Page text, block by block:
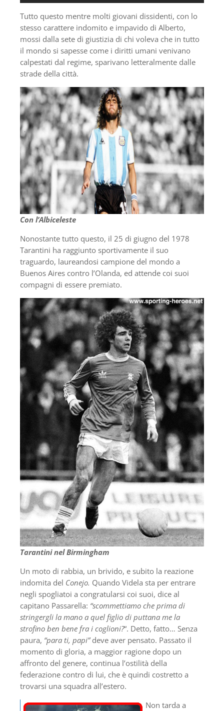
Tutto questo mentre molti giovani dissidenti, con lo
stesso carattere indomito e impavido di Alberto,
mossi dalla sete di giustizia di chi voleva che in tutto
il mondo si sapesse come i diritti umani venivano
calpestati dal regime, sparivano letteralmente dalle
strade della città.
Con l’Albiceleste
Nonostante tutto questo, il 25 di giugno del 1978
Tarantini ha raggiunto sportivamente il suo
traguardo, laureandosi campione del mondo a
Buenos Aires contro l’Olanda, ed attende coi suoi
compagni di essere premiato.
Tarantini nel Birmingham
Un moto di rabbia, un brivido, e subito la reazione
indomita del Conejo. Quando Videla sta per entrare
negli spogliatoi a congratularsi coi suoi, dice al
capitano Passarella: “scommettiamo che prima di
stringergli la mano a quel figlio di puttana me la
strofino ben bene fra i coglioni?“. Detto, fatto… Senza
paura, “para ti, papi”deve aver pensato. Passato il
momento di gloria, a maggior ragione dopo un
affronto del genere, continua l’ostilità della
federazione contro di lui, che è quindi costretto a
trovarsi una squadra all’estero.
Non tarda a